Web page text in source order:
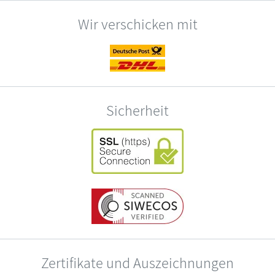
Wir verschicken mit
Sicherheit
Zertifikate und Auszeichnungen